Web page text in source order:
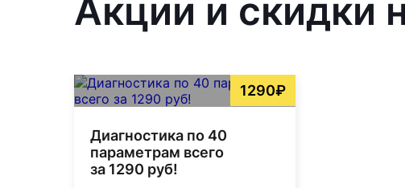
Акции и скидки
1290₽
Диагностика по 40
параметрам всего
за 1290 руб!